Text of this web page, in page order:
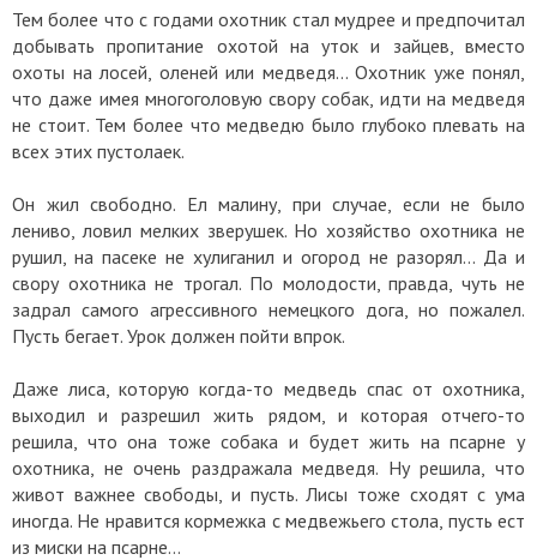
Тем более что с годами охотник стал мудрее и предпочитал
добывать пропитание охотой на уток и зайцев, вместо
охоты на лосей, оленей или медведя... Охотник уже понял,
что даже имея многоголовую свору собак, идти на медведя
не стоит. Тем более что медведю было глубоко плевать на
всех этих пустолаек.
Он жил свободно. Ел малину, при случае, если не было
лениво, ловил мелких зверушек. Но хозяйство охотника не
рушил, на пасеке не хулиганил и огород не разорял... Да и
свору охотника не трогал. По молодости, правда, чуть не
задрал самого агрессивного немецкого дога, но пожалел.
Пусть бегает. Урок должен пойти впрок.
Даже лиса, которую когда-то медведь спас от охотника,
выходил и разрешил жить рядом, и которая отчего-то
решила, что она тоже собака и будет жить на псарне у
охотника, не очень раздражала медведя. Ну решила, что
живот важнее свободы, и пусть. Лисы тоже сходят с ума
иногда. Не нравится кормежка с медвежьего стола, пусть ест
из миски на псарне…